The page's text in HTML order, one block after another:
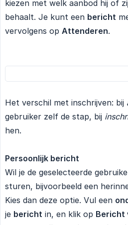
kiezen met welk aanbod hij of
behaalt. Je kunt een bericht
vervolgens op Attenderen.
Het verschil met inschrijven: bij
gebruiker zelf de stap, bij
hen.
Persoonlijk bericht
Wil je de geselecteerde
sturen, bijvoorbeeld een
Kies dan deze optie. Vul een
je bericht in, en klik op Bericht